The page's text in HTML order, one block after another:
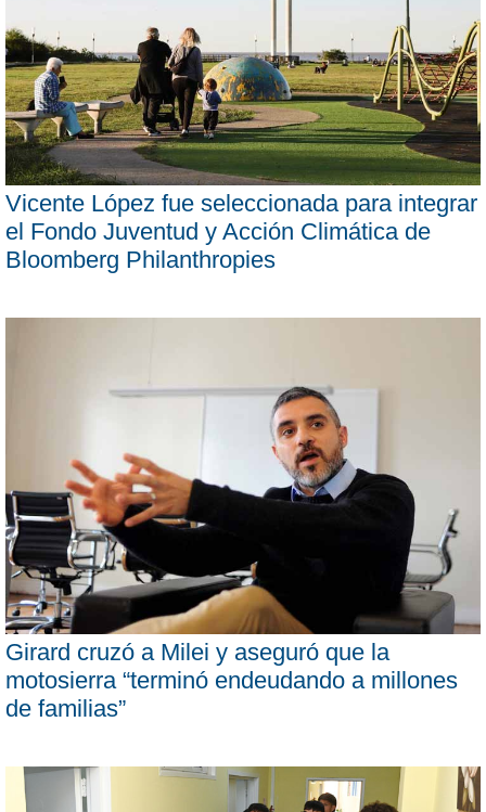
Vicente López fue seleccionada para integrar
el Fondo Juventud y Acción Climática de
Bloomberg Philanthropies
Girard cruzó a Milei y aseguró que la
motosierra “terminó endeudando a millones
de familias”